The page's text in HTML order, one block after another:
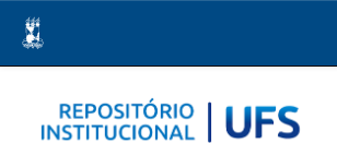
navigation